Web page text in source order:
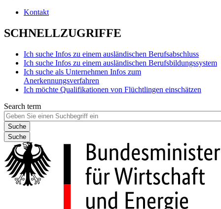
Kontakt
SCHNELLZUGRIFFE
Ich suche Infos zu einem ausländischen Berufsabschluss
Ich suche Infos zu einem ausländischen Berufsbildungssystem
Ich suche als Unternehmen Infos zum
Anerkennungsverfahren
Ich möchte Qualifikationen von Flüchtlingen einschätzen
Search term
Suche